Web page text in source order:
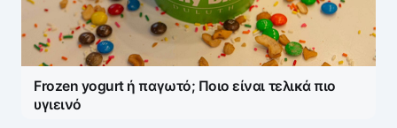
Frozen yogurt ή παγωτό; Ποιο είναι τελικά πιο
υγιεινό